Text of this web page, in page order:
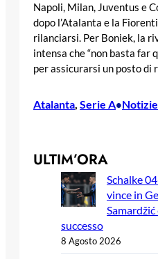
Napoli, Milan, Juventus e
dopo l’Atalanta e la
rilanciarsi. Per Boniek, la
intensa che “non basta far
per assicurarsi un posto di
Atalanta, Serie A•
ULTIM’ORA
Schalke
vince in
successo
8 Agosto 2026